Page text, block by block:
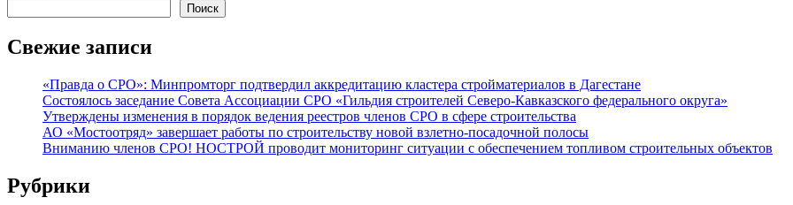
Поиск
Свежие записи
«Правда о СРО»: Минпромторг подтвердил аккредитацию кластера стройматериалов в Дагестане
Состоялось заседание Совета Ассоциации СРО «Гильдия строителей Северо-Кавказского федерального округа»
Утверждены изменения в порядок ведения реестров членов СРО в сфере строительства
АО «Мостоотряд» завершает работы по строительству новой взлетно-посадочной полосы
Вниманию членов СРО! НОСТРОЙ проводит мониторинг ситуации с обеспечением топливом строительных объектов
Рубрики